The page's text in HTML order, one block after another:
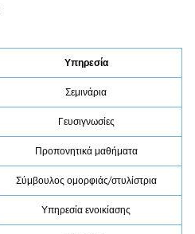
Υπηρεσία
Σεμινάρια
Γευσιγνωσίες
Προπονητικά μαθήματα
Σύμβουλος ομορφιάς/στυλίστρια
Υπηρεσία ενοικίασης